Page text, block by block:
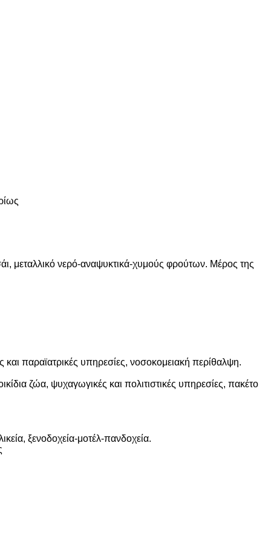
μεταλλικό νερό-αναψυκτικά-χυμούς φρούτων. Μέρος της
και παραϊατρικές υπηρεσίες, νοσοκομειακή περίθαλψη.
ζώα, ψυχαγωγικές και πολιτιστικές υπηρεσίες, πακέτο
ξενοδοχεία-μοτέλ-πανδοχεία.